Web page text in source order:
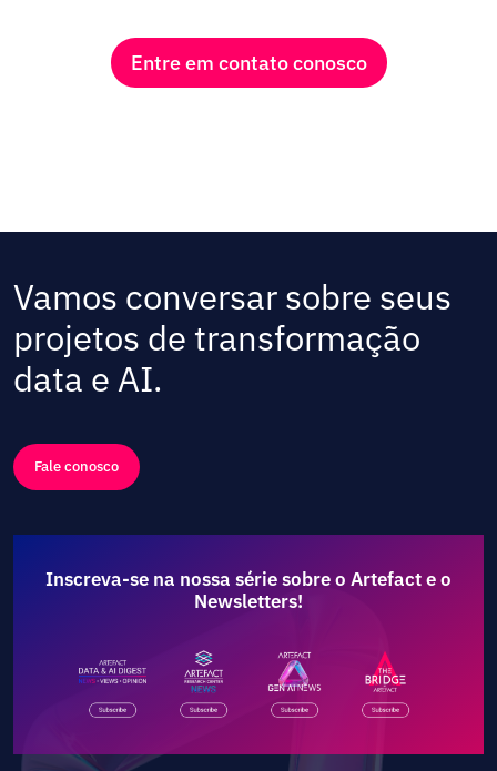
Entre em contato conosco
Vamos conversar sobre seus
projetos de transformação
data e AI.
Fale conosco
Inscreva-se na nossa série sobre o Artefact e o
Newsletters!